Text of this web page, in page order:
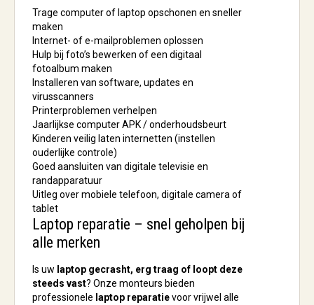
Trage computer of laptop opschonen en sneller
maken
Internet- of e-mailproblemen oplossen
Hulp bij foto’s bewerken of een digitaal
fotoalbum maken
Installeren van software, updates en
virusscanners
Printerproblemen verhelpen
Jaarlijkse computer APK / onderhoudsbeurt
Kinderen veilig laten internetten (instellen
ouderlijke controle)
Goed aansluiten van digitale televisie en
randapparatuur
Uitleg over mobiele telefoon, digitale camera of
tablet
Laptop reparatie – snel geholpen bij
alle merken
Is uw laptop gecrasht, erg traag of loopt deze
steeds vast? Onze monteurs bieden
professionele laptop reparatievoor vrijwel alle